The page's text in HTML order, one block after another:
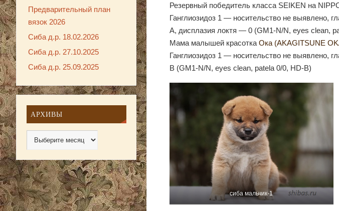
Резервный победитель класса SEIKEN на
Ганглиозидоз 1 — носительство не выявлено,
А, дисплазия локтя — 0 (GM1-N/N, eyes clean,
Мама малышей красотка Ока (AKAGITSUNE
Ганглиозидоз 1 — носительство не выявлено,
В (GM1-N/N, eyes clean, patela 0/0, HD-В)
сиба мальчик-1
Предварительный план
вязок 2026
Сиба д.р. 18.02.2026
Сиба д.р. 27.10.2025
Сиба д.р. 25.09.2025
АРХИВЫ